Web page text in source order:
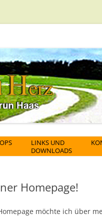
LINKS UND
DOWNLOADS
Homepage!
möchte ich über